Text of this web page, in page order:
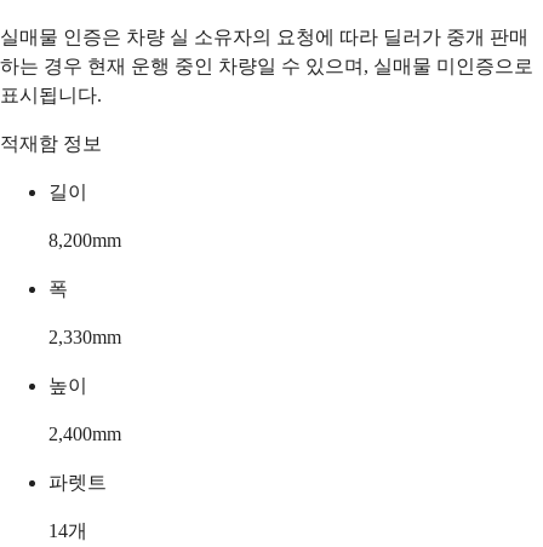
실매물 인증은 차량 실 소유자의 요청에 따라 딜러가 중개 판매
하는 경우 현재 운행 중인 차량일 수 있으며, 실매물 미인증으로
표시됩니다.
적재함 정보
길이
8,200mm
폭
2,330mm
높이
2,400mm
파렛트
14개